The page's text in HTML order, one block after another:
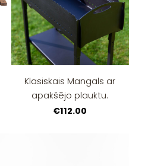
Klasiskais Mangals ar
apakšējo plauktu.
€112.00